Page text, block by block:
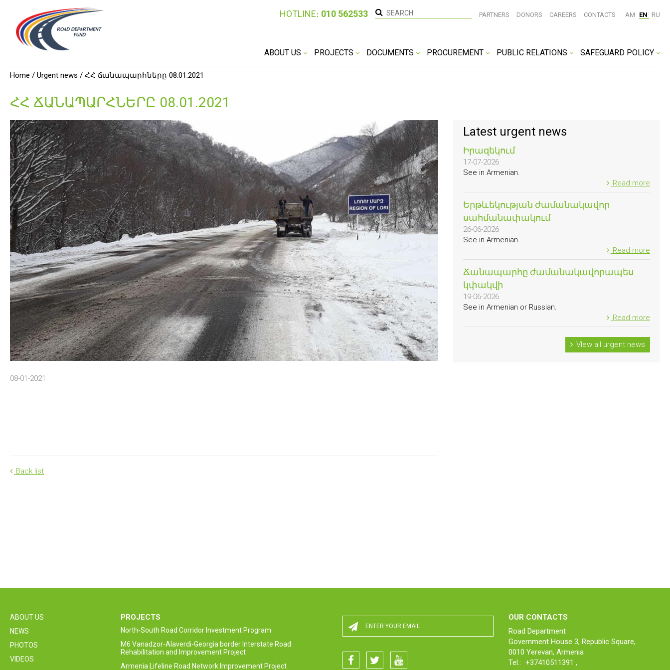
ABOUT US PROJECTS DOCUMENTS PROCUREMENT PUBLIC RELATIONS SAFEGUARD POLICY
HOTLINE։ 010 562533 PARTNERS DONORS CAREERS CONTACTS AM EN RU
Home / Urgent news / ՀՀ ճանապարհները 08.01.2021
ՀՀ ՃԱՆԱՊԱՐՀՆԵՐԸ 08.01.2021
08-01-2021
Back list
Latest urgent news
Իրազեկում
17-07-2026
See in Armenian.
Read more
Երթևեկության ժամանակավոր
սահմանափակում
26-06-2026
See in Armenian.
Read more
Ճանապարհը ժամանակավորապես
կփակվի
19-06-2026
See in Armenian or Russian.
Read more
VIew all urgent news
ABOUT US
NEWS
PHOTOS
VIDEOS
PROJECTS
North-South Road Corridor Investment Program
M6 Vanadzor-Alaverdi-Georgia border Interstate Road
Rehabilitation and Improvement Project
Armenia Lifeline Road Network Improvement Project
OUR CONTACTS
Road Department
Government House 3, Republic Square,
0010 Yerevan, Armenia
Tel.: +37410511391,